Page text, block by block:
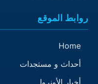
روابط الموقع
Home
أحداث و مستجدات
أخبار الأونروا